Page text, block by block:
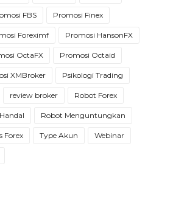
FBS Promosi Finex
Foreximf Promosi HansonFX
OctaFX Promosi Octaid
XMBroker Psikologi Trading
review broker Robot Forex
Robot Menguntungkan
Forex Type Akun Webinar